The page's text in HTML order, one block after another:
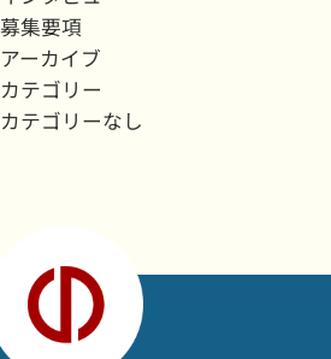
募集要項
アーカイブ
カテゴリー
カテゴリーなし